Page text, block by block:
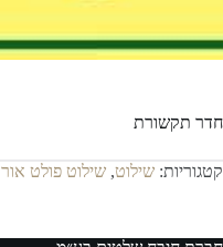
חדר תקשורת
קטגוריות: שילוט, שילוט פולט אור